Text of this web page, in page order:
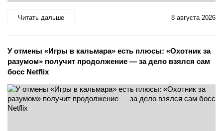
Читать дальше 8 августа 2026
У отмены «Игры в кальмара» есть плюсы: «Охотник за
разумом» получит продолжение — за дело взялся сам
босс Netflix